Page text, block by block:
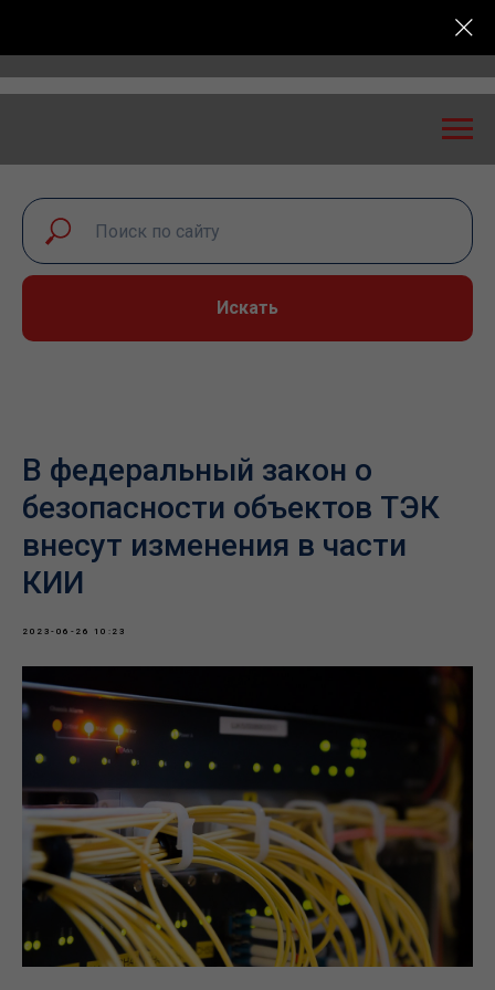
конференция «Транспортная
Искать
В федеральный закон о
безопасности объектов ТЭК
внесут изменения в части
КИИ
2023-06-26 10:23